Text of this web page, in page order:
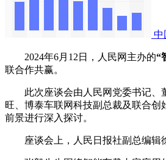
中
2024年6月12日，人民网主办的“
联合作共赢。
此次座谈会由人民网党委书记、董
旺、博泰车联网科技副总裁及联合
前景进行深入探讨。
座谈会上，人民日报社副总编辑徐